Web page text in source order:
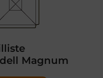
Magnum